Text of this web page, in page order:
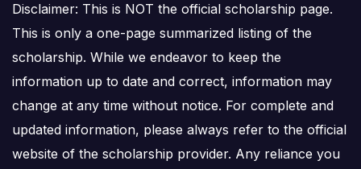
Disclaimer: This is NOT the official scholarship page.
This is only a one-page summarized listing of the
scholarship. While we endeavor to keep the
information up to date and correct, information may
change at any time without notice. For complete and
updated information, please always refer to the official
website of the scholarship provider. Any reliance you